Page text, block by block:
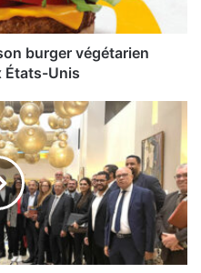
burger végétarien
États-Unis